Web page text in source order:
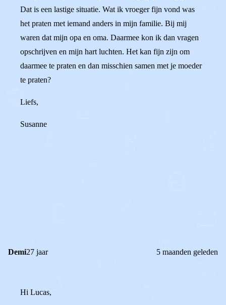
Dat is een lastige situatie. Wat ik vroeger fijn vond was
het praten met iemand anders in mijn familie. Bij mij
waren dat mijn opa en oma. Daarmee kon ik dan vragen
opschrijven en mijn hart luchten. Het kan fijn zijn om
daarmee te praten en dan misschien samen met je moeder
te praten?
Liefs,
Susanne
Demi27 jaar 5 maanden geleden
Hi Lucas,